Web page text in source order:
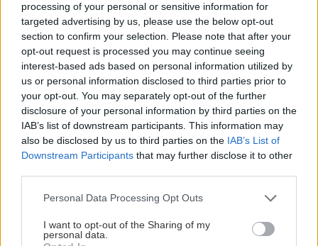
processing of your personal or sensitive information for
targeted advertising by us, please use the below opt-out
section to confirm your selection. Please note that after your
opt-out request is processed you may continue seeing
interest-based ads based on personal information utilized by
us or personal information disclosed to third parties prior to
your opt-out. You may separately opt-out of the further
disclosure of your personal information by third parties on the
IAB’s list of downstream participants. This information may
also be disclosed by us to third parties on the IAB’s List of
Downstream Participants that may further disclose it to other
Please note that this website/app uses one or more Google
not limited to your visit or usage behaviour. You may click to
grant or deny consent to Google and its third-party tags to
Personal Data Processing Opt Outs
I want to opt-out of the Sharing of my
personal data.